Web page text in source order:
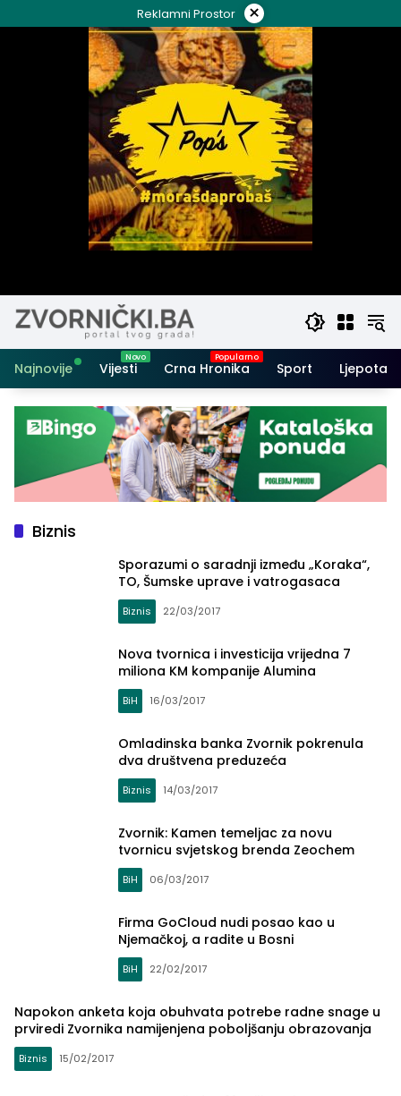
to
Reklamni Prostor ×
Najnovije Vijesti Crna Hronika Sport Ljepota i
Biznis
Sporazumi o saradnji između „Koraka“,
TO, Šumske uprave i vatrogasaca
Biznis 22/03/2017
Nova tvornica i investicija vrijedna 7
miliona KM kompanije Alumina
BiH 16/03/2017
Omladinska banka Zvornik pokrenula
dva društvena preduzeća
Biznis 14/03/2017
Zvornik: Kamen temeljac za novu
tvornicu svjetskog brenda Zeochem
BiH 06/03/2017
Firma GoCloud nudi posao kao u
Njemačkoj, a radite u Bosni
BiH 22/02/2017
Napokon anketa koja obuhvata potrebe radne snage u
prviredi Zvornika namijenjena poboljšanju obrazovanja
Biznis 15/02/2017